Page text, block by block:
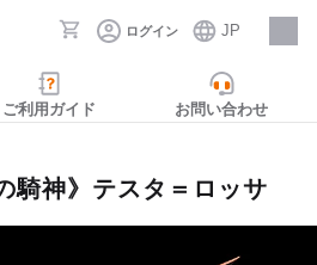
ログイン JP
採用情報
ご利用ガイド お問い合わせ
騎神》テスタ＝ロッサ